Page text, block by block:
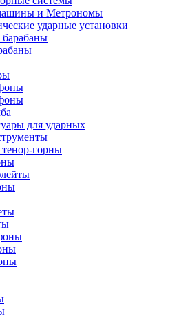
и Метрономы
ударные установки
для ударных
горны